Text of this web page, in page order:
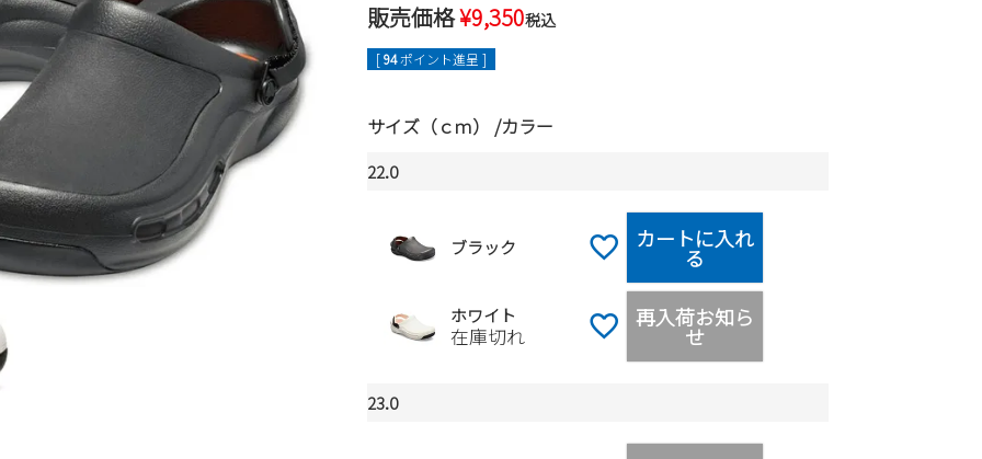
販売価格¥9,350税込
[94ポイント進呈 ]
サイズ（ｃｍ） カラー
22.0
ブラック カートに入れ
る
ホワイト
在庫切れ
再入荷お知ら
せ
23.0